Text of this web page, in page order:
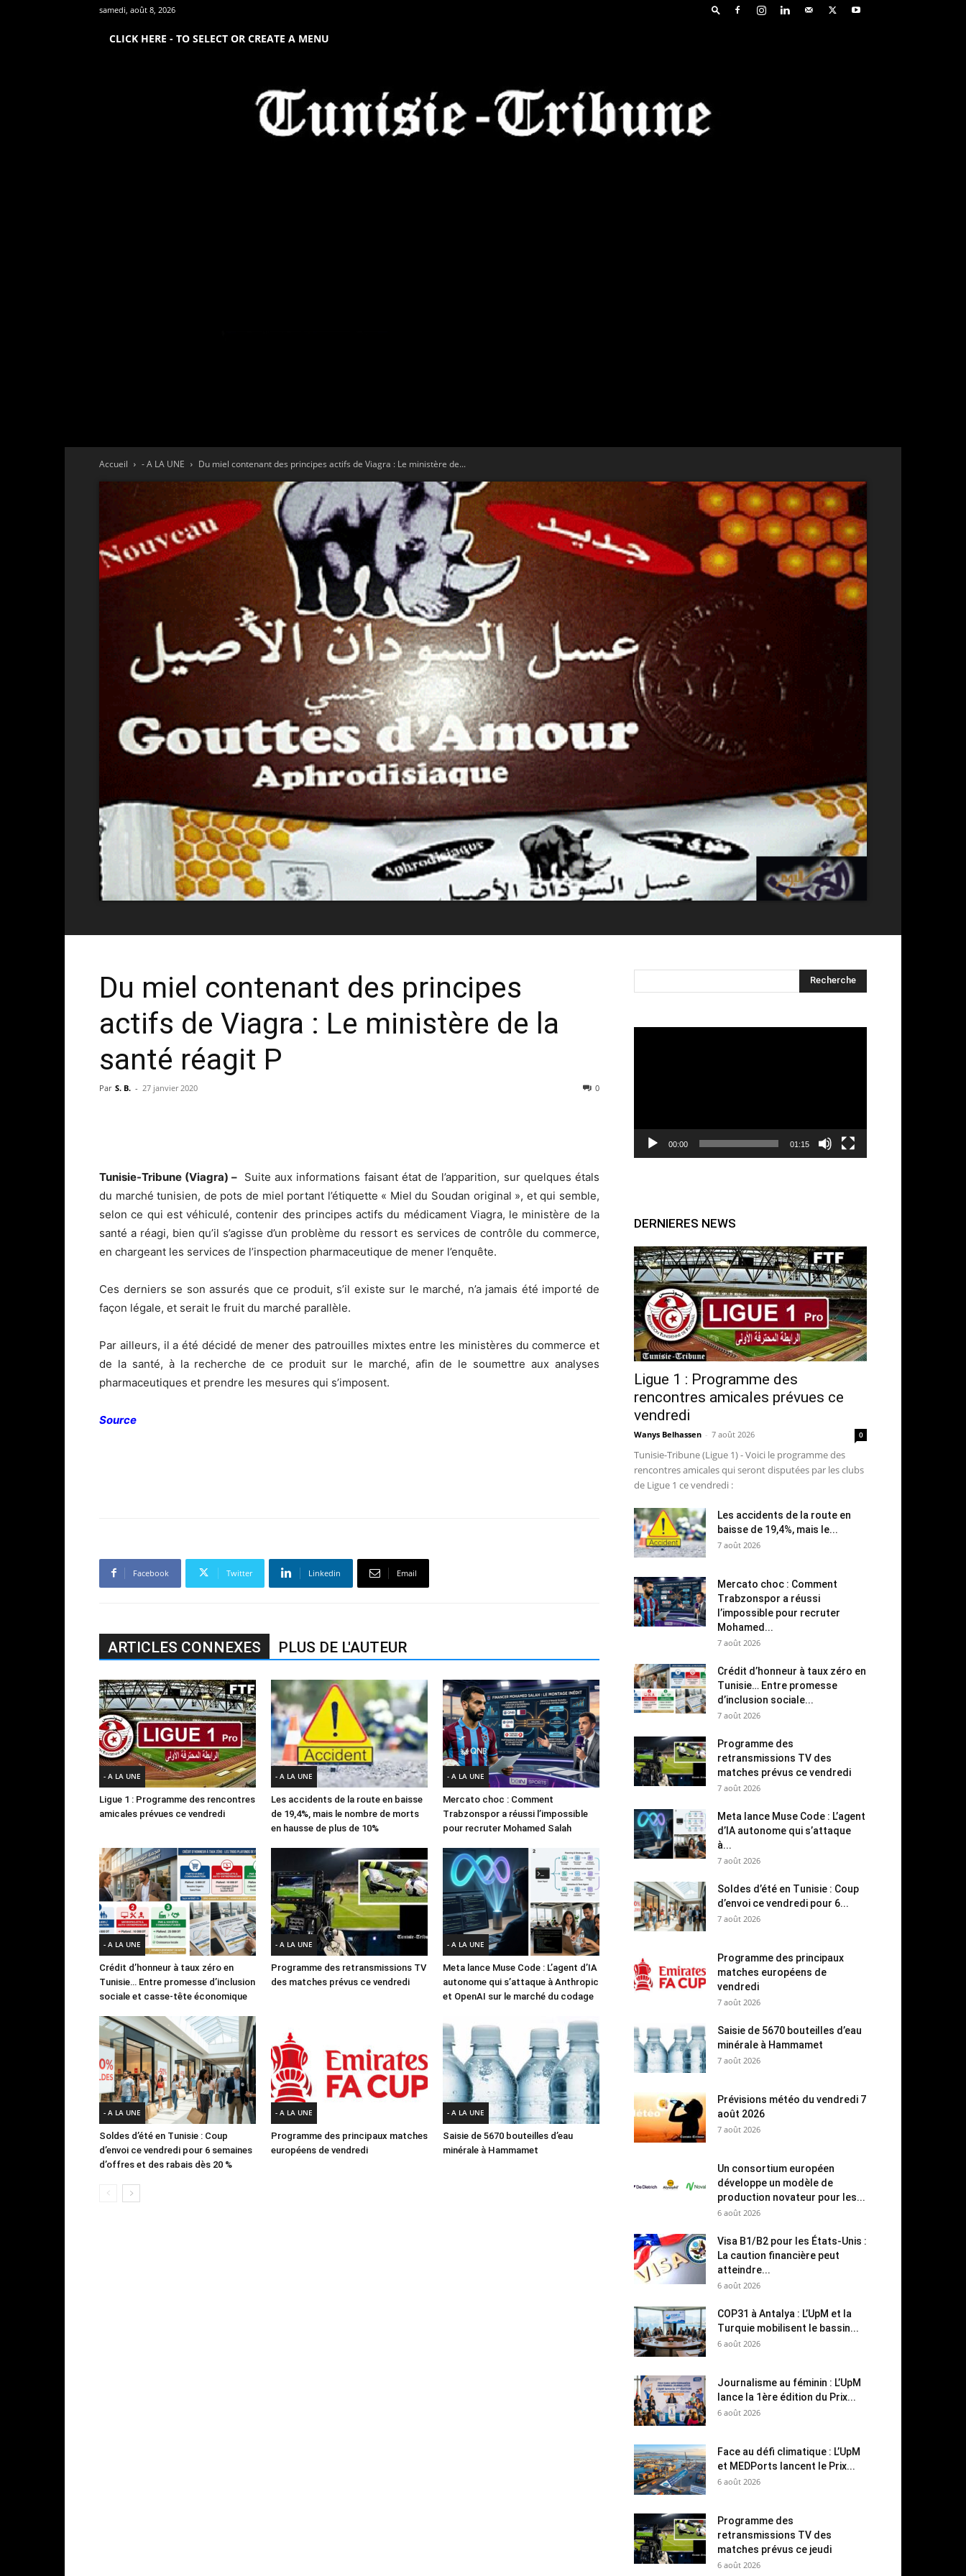
samedi, août 8, 2026
CLICK HERE - TO SELECT OR CREATE A MENU
Accueil - A LA UNE Du miel contenant des principes actifs de Viagra : Le ministère de...
Du miel contenant des principes
actifs de Viagra : Le ministère de la
santé réagit P
Par S. B. - 27 janvier 2020 0
Tunisie-Tribune (Viagra) – Suite aux informations faisant état de l’apparition, sur quelques étals
du marché tunisien, de pots de miel portant l’étiquette « Miel du Soudan original », et qui semble,
selon ce qui est véhiculé, contenir des principes actifs du médicament Viagra, le ministère de la
santé a réagi, bien qu’il s’agisse d’un problème du ressort es services de contrôle du commerce,
en chargeant les services de l’inspection pharmaceutique de mener l’enquête.
Ces derniers se son assurés que ce produit, s’il existe sur le marché, n’a jamais été importé de
façon légale, et serait le fruit du marché parallèle.
Par ailleurs, il a été décidé de mener des patrouilles mixtes entre les ministères du commerce et
de la santé, à la recherche de ce produit sur le marché, afin de le soumettre aux analyses
pharmaceutiques et prendre les mesures qui s’imposent.
Source
Facebook Twitter Linkedin Email
ARTICLES CONNEXES PLUS DE L'AUTEUR
- A LA UNE
Ligue 1 : Programme des rencontres
amicales prévues ce vendredi
- A LA UNE
Les accidents de la route en baisse
de 19,4%, mais le nombre de morts
en hausse de plus de 10%
- A LA UNE
Mercato choc : Comment
Trabzonspor a réussi l’impossible
pour recruter Mohamed Salah
- A LA UNE
Crédit d’honneur à taux zéro en
Tunisie… Entre promesse d’inclusion
sociale et casse-tête économique
- A LA UNE
Programme des retransmissions TV
des matches prévus ce vendredi
- A LA UNE
Meta lance Muse Code : L’agent d’IA
autonome qui s’attaque à Anthropic
et OpenAI sur le marché du codage
- A LA UNE
Soldes d’été en Tunisie : Coup
d’envoi ce vendredi pour 6 semaines
d’offres et des rabais dès 20 %
- A LA UNE
Programme des principaux matches
européens de vendredi
- A LA UNE
Saisie de 5670 bouteilles d’eau
minérale à Hammamet
00:00 01:15
DERNIERES NEWS
Ligue 1 : Programme des
rencontres amicales prévues ce
vendredi
Wanys Belhassen - 7 août 2026 0
Tunisie-Tribune (Ligue 1) - Voici le programme des
rencontres amicales qui seront disputées par les clubs
de Ligue 1 ce vendredi :
Les accidents de la route en
baisse de 19,4%, mais le...
7 août 2026
Mercato choc : Comment
Trabzonspor a réussi
l’impossible pour recruter
Mohamed...
7 août 2026
Crédit d’honneur à taux zéro en
Tunisie… Entre promesse
d’inclusion sociale...
7 août 2026
Programme des
retransmissions TV des
matches prévus ce vendredi
7 août 2026
Meta lance Muse Code : L’agent
d’IA autonome qui s’attaque
à...
7 août 2026
Soldes d’été en Tunisie : Coup
d’envoi ce vendredi pour 6...
7 août 2026
Programme des principaux
matches européens de
vendredi
7 août 2026
Saisie de 5670 bouteilles d’eau
minérale à Hammamet
7 août 2026
Prévisions météo du vendredi 7
août 2026
7 août 2026
Un consortium européen
développe un modèle de
production novateur pour les...
6 août 2026
Visa B1/B2 pour les États-Unis :
La caution financière peut
atteindre...
6 août 2026
COP31 à Antalya : L’UpM et la
Turquie mobilisent le bassin...
6 août 2026
Journalisme au féminin : L’UpM
lance la 1ère édition du Prix...
6 août 2026
Face au défi climatique : L’UpM
et MEDPorts lancent le Prix...
6 août 2026
Programme des
retransmissions TV des
matches prévus ce jeudi
6 août 2026